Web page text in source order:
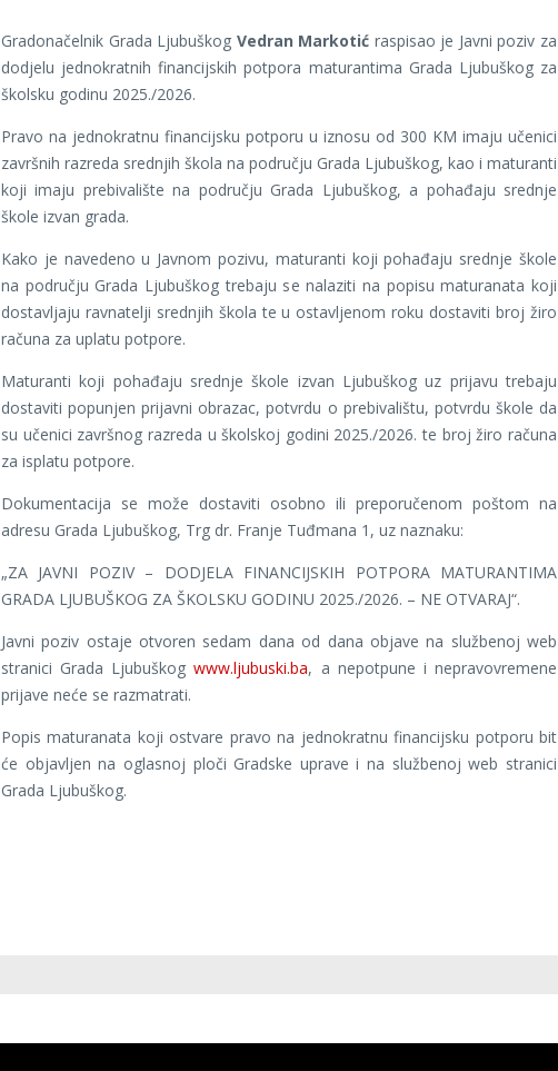
Gradonačelnik Grada Ljubuškog Vedran Markotić raspisao je Javni poziv za
dodjelu jednokratnih financijskih potpora maturantima Grada Ljubuškog za
školsku godinu 2025./2026.
Pravo na jednokratnu financijsku potporu u iznosu od 300 KM imaju učenici
završnih razreda srednjih škola na području Grada Ljubuškog, kao i maturanti
koji imaju prebivalište na području Grada Ljubuškog, a pohađaju srednje
škole izvan grada.
Kako je navedeno u Javnom pozivu, maturanti koji pohađaju srednje škole
na području Grada Ljubuškog trebaju se nalaziti na popisu maturanata koji
dostavljaju ravnatelji srednjih škola te u ostavljenom roku dostaviti broj žiro
računa za uplatu potpore.
Maturanti koji pohađaju srednje škole izvan Ljubuškog uz prijavu trebaju
dostaviti popunjen prijavni obrazac, potvrdu o prebivalištu, potvrdu škole da
su učenici završnog razreda u školskoj godini 2025./2026. te broj žiro računa
za isplatu potpore.
Dokumentacija se može dostaviti osobno ili preporučenom poštom na
adresu Grada Ljubuškog, Trg dr. Franje Tuđmana 1, uz naznaku:
„ZA JAVNI POZIV – DODJELA FINANCIJSKIH POTPORA MATURANTIMA
GRADA LJUBUŠKOG ZA ŠKOLSKU GODINU 2025./2026. – NE OTVARAJ“.
Javni poziv ostaje otvoren sedam dana od dana objave na službenoj web
stranici Grada Ljubuškogwww.ljubuski.ba, a nepotpune i nepravovremene
prijave neće se razmatrati.
Popis maturanata koji ostvare pravo na jednokratnu financijsku potporu bit
će objavljen na oglasnoj ploči Gradske uprave i na službenoj web stranici
Grada Ljubuškog.